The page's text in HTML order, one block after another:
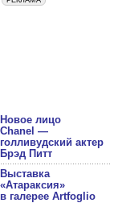
Новое лицо
Chanel —
голливудский актер
Брэд Питт
Выставка
«Атараксия»
в галерее Artfoglio